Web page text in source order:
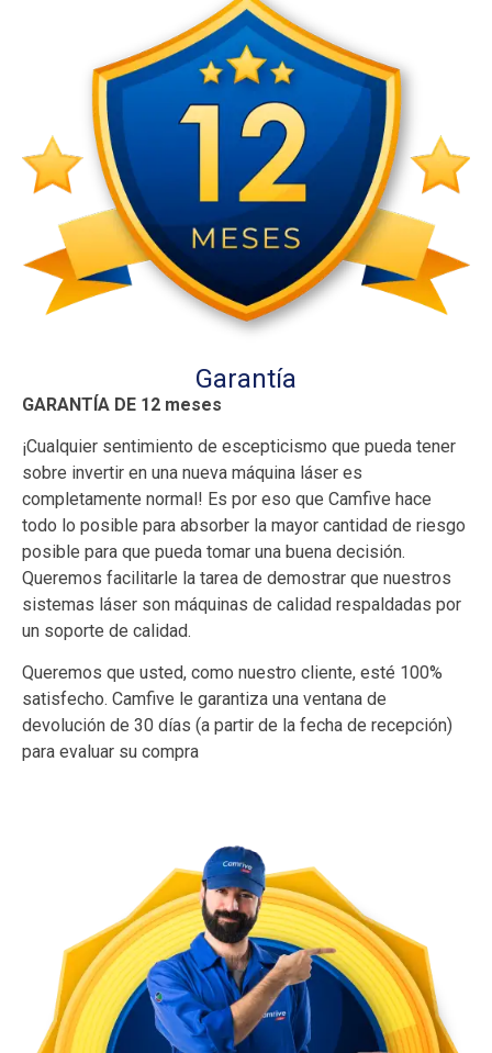
Garantía
GARANTÍA DE 12 meses
¡Cualquier sentimiento de escepticismo que pueda tener
sobre invertir en una nueva máquina láser es
completamente normal! Es por eso que Camfive hace
todo lo posible para absorber la mayor cantidad de riesgo
posible para que pueda tomar una buena decisión.
Queremos facilitarle la tarea de demostrar que nuestros
sistemas láser son máquinas de calidad respaldadas por
un soporte de calidad.
Queremos que usted, como nuestro cliente, esté 100%
satisfecho. Camfive le garantiza una ventana de
devolución de 30 días (a partir de la fecha de recepción)
para evaluar su compra